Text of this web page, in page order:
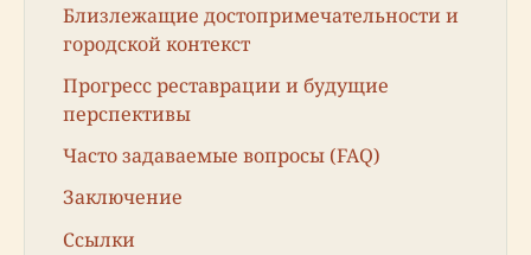
Близлежащие достопримечательности и
городской контекст
Прогресс реставрации и будущие
перспективы
Часто задаваемые вопросы (FAQ)
Заключение
Ссылки